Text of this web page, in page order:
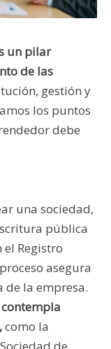
un pilar
de las
gestión y
los puntos
debe
una sociedad,
pública
Registro
asegura
la empresa.
como la